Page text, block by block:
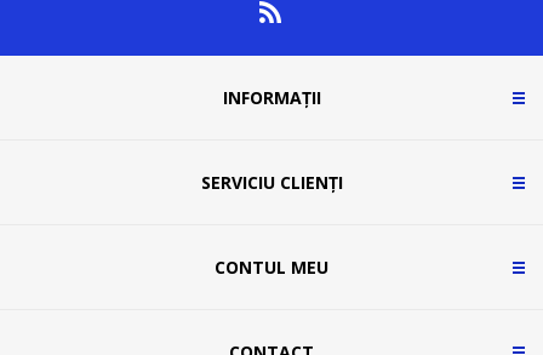
INFORMAȚII
SERVICIU CLIENȚI
CONTUL MEU